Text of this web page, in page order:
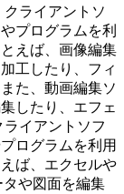
ライアントソ
プログラムを利
えば、画像編集
工したり、フィ
た、動画編集ソ
したり、エフェ
イアントソフ
ログラムを利用
ば、エクセルや
や図面を編集